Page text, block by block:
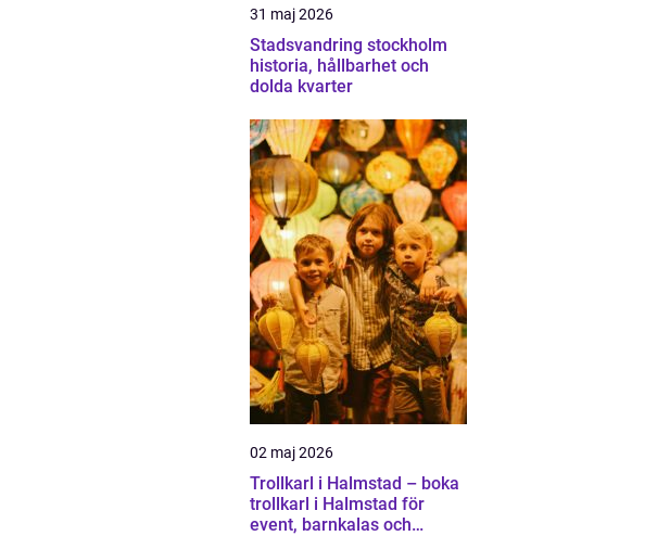
31 maj 2026
Stadsvandring stockholm
historia, hållbarhet och
dolda kvarter
02 maj 2026
Trollkarl i Halmstad – boka
trollkarl i Halmstad för
event, barnkalas och